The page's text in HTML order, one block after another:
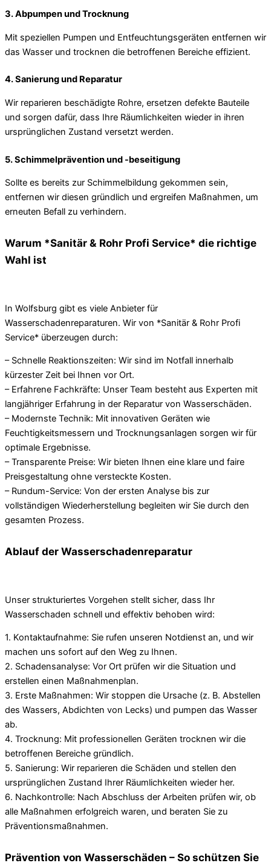
3. Abpumpen und Trocknung
Mit speziellen Pumpen und Entfeuchtungsgeräten entfernen wir
das Wasser und trocknen die betroffenen Bereiche effizient.
4. Sanierung und Reparatur
Wir reparieren beschädigte Rohre, ersetzen defekte Bauteile
und sorgen dafür, dass Ihre Räumlichkeiten wieder in ihren
ursprünglichen Zustand versetzt werden.
5. Schimmelprävention und -beseitigung
Sollte es bereits zur Schimmelbildung gekommen sein,
entfernen wir diesen gründlich und ergreifen Maßnahmen, um
erneuten Befall zu verhindern.
Warum *Sanitär & Rohr Profi Service* die richtige
Wahl ist
In Wolfsburg gibt es viele Anbieter für
Wasserschadenreparaturen. Wir von *Sanitär & Rohr Profi
Service* überzeugen durch:
– Schnelle Reaktionszeiten: Wir sind im Notfall innerhalb
kürzester Zeit bei Ihnen vor Ort.
– Erfahrene Fachkräfte: Unser Team besteht aus Experten mit
langjähriger Erfahrung in der Reparatur von Wasserschäden.
– Modernste Technik: Mit innovativen Geräten wie
Feuchtigkeitsmessern und Trocknungsanlagen sorgen wir für
optimale Ergebnisse.
– Transparente Preise: Wir bieten Ihnen eine klare und faire
Preisgestaltung ohne versteckte Kosten.
– Rundum-Service: Von der ersten Analyse bis zur
vollständigen Wiederherstellung begleiten wir Sie durch den
gesamten Prozess.
Ablauf der Wasserschadenreparatur
Unser strukturiertes Vorgehen stellt sicher, dass Ihr
Wasserschaden schnell und effektiv behoben wird:
1. Kontaktaufnahme: Sie rufen unseren Notdienst an, und wir
machen uns sofort auf den Weg zu Ihnen.
2. Schadensanalyse: Vor Ort prüfen wir die Situation und
erstellen einen Maßnahmenplan.
3. Erste Maßnahmen: Wir stoppen die Ursache (z. B. Abstellen
des Wassers, Abdichten von Lecks) und pumpen das Wasser
ab.
4. Trocknung: Mit professionellen Geräten trocknen wir die
betroffenen Bereiche gründlich.
5. Sanierung: Wir reparieren die Schäden und stellen den
ursprünglichen Zustand Ihrer Räumlichkeiten wieder her.
6. Nachkontrolle: Nach Abschluss der Arbeiten prüfen wir, ob
alle Maßnahmen erfolgreich waren, und beraten Sie zu
Präventionsmaßnahmen.
Prävention von Wasserschäden – So schützen Sie